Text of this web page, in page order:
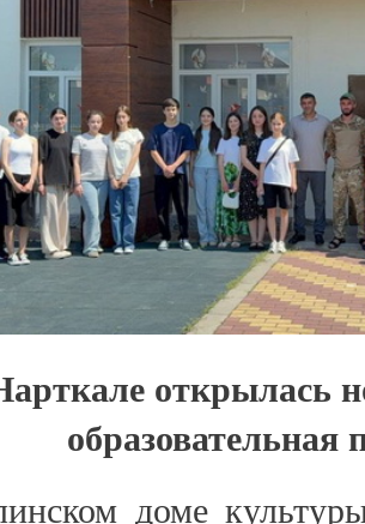
открылась
образовательная
доме